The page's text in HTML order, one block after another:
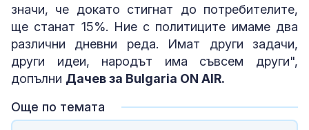
значи, че докато стигнат до потребителите,
ще станат 15%. Ние с политиците имаме два
различни дневни реда. Имат други задачи,
други идеи, народът има съвсем други",
допълни Дачев за Bulgaria ON AIR.
Още по темата